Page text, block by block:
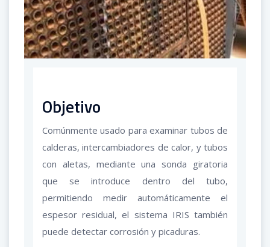
Objetivo
Comúnmente usado para examinar tubos de
calderas, intercambiadores de calor, y tubos
con aletas, mediante una sonda giratoria
que se introduce dentro del tubo,
permitiendo medir automáticamente el
espesor residual, el sistema IRIS también
puede detectar corrosión y picaduras.